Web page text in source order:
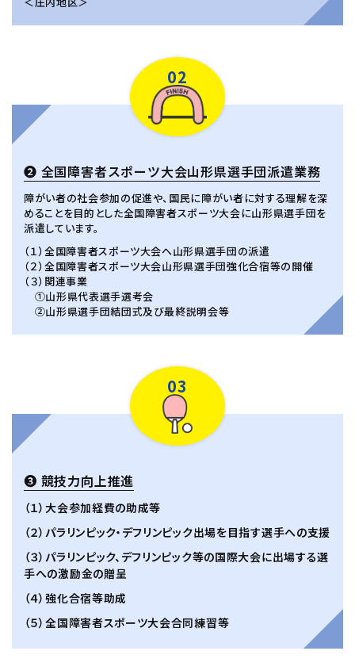
02
❷ 全国障害者スポーツ大会山形県選手団派遣業務
障がい者の社会参加の促進や、国民に障がい者に対する理解を深
めることを目的とした全国障害者スポーツ大会に山形県選手団を
派遣しています。
（１）全国障害者スポーツ大会へ山形県選手団の派遣
（２）全国障害者スポーツ大会山形県選手団強化合宿等の開催
（３）関連事業
①山形県代表選手選考会
②山形県選手団結団式及び最終説明会等
03
❸ 競技力向上推進
（１）大会参加経費の助成等
（２）パラリンピック・デフリンピック出場を目指す選手への支援
（３）パラリンピック、デフリンピック等の国際大会に出場する選
手への激励金の贈呈
（４）強化合宿等助成
（５）全国障害者スポーツ大会合同練習等